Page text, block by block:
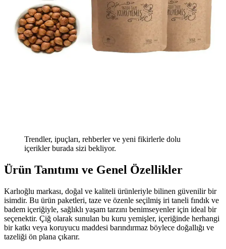
Trendler, ipuçları, rehberler ve yeni fikirlerle dolu
içerikler burada sizi bekliyor.
Ürün Tanıtımı ve Genel Özellikler
Karlıoğlu markası, doğal ve kaliteli ürünleriyle bilinen güvenilir bir
isimdir. Bu ürün paketleri, taze ve özenle seçilmiş iri taneli fındık ve
badem içeriğiyle, sağlıklı yaşam tarzını benimseyenler için ideal bir
seçenektir. Çiğ olarak sunulan bu kuru yemişler, içeriğinde herhangi
bir katkı veya koruyucu maddesi barındırmaz böylece doğallığı ve
tazeliği ön plana çıkarır.